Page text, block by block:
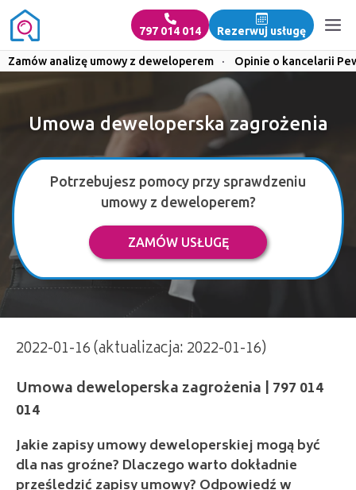
797 014 014 Rezerwuj usługę
Zamów analizę umowy z deweloperem · Opinie o kancelarii
Umowa deweloperska zagrożenia
Potrzebujesz pomocy przy sprawdzeniu
umowy z deweloperem?
ZAMÓW USŁUGĘ
2022-01-16 (aktualizacja: 2022-01-16)
Umowa deweloperska zagrożenia | 797 014
Jakie zapisy umowy deweloperskiej mogą być
dla nas groźne? Dlaczego warto dokładnie